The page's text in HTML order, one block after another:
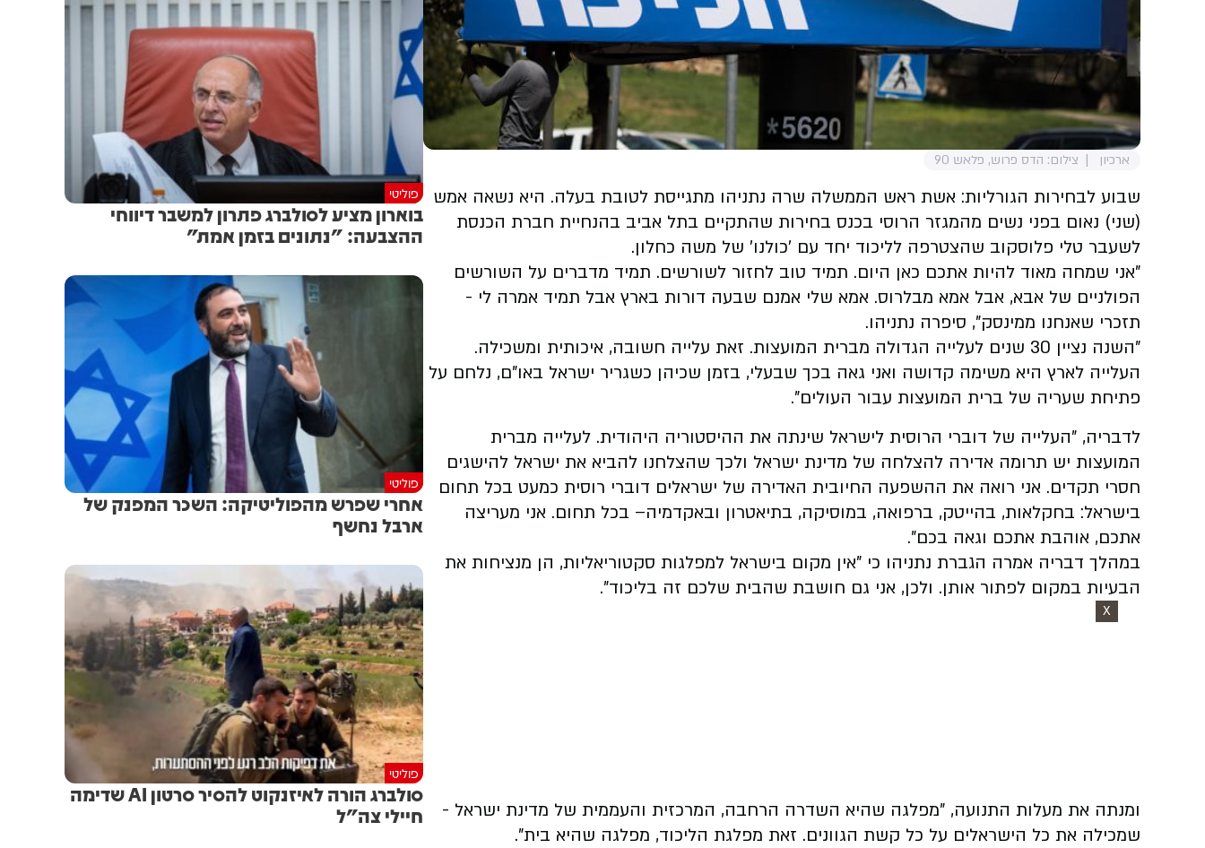
ארכיון צילום: הדס פרוש, פלאש 90
שבוע לבחירות הגורליות: אשת ראש הממשלה שרה נתניהו מתגייסת לטובת בעלה. היא נשאה אמש
(שני) נאום בפני נשים מהמגזר הרוסי בכנס בחירות שהתקיים בתל אביב בהנחיית חברת הכנסת
לשעבר טלי פלוסקוב שהצטרפה לליכוד יחד עם 'כולנו' של משה כחלון.
"אני שמחה מאוד להיות אתכם כאן היום. תמיד טוב לחזור לשורשים. תמיד מדברים על השורשים
הפולניים של אבא, אבל אמא מבלרוס. אמא שלי אמנם שבעה דורות בארץ אבל תמיד אמרה לי -
תזכרי שאנחנו ממינסק", סיפרה נתניהו.
"השנה נציין 30 שנים לעלייה הגדולה מברית המועצות. זאת עלייה חשובה, איכותית ומשכילה.
העלייה לארץ היא משימה קדושה ואני גאה בכך שבעלי, בזמן שכיהן כשגריר ישראל באו"ם, נלחם על
פתיחת שעריה של ברית המועצות עבור העולים".
לדבריה, "העלייה של דוברי הרוסית לישראל שינתה את ההיסטוריה היהודית. לעלייה מברית
המועצות יש תרומה אדירה להצלחה של מדינת ישראל ולכך שהצלחנו להביא את ישראל להישגים
חסרי תקדים. אני רואה את ההשפעה החיובית האדירה של ישראלים דוברי רוסית כמעט בכל תחום
בישראל: בחקלאות, בהייטק, ברפואה, במוסיקה, בתיאטרון ובאקדמיה– בכל תחום. אני מעריצה
אתכם, אוהבת אתכם וגאה בכם".
במהלך דבריה אמרה הגברת נתניהו כי "אין מקום בישראל למפלגות סקטוריאליות, הן מנציחות את
הבעיות במקום לפתור אותן. ולכן, אני גם חושבת שהבית שלכם זה בליכוד".
X
ומנתה את מעלות התנועה, "מפלגה שהיא השדרה הרחבה, המרכזית והעממית של מדינת ישראל -
שמכילה את כל הישראלים על כל קשת הגוונים. זאת מפלגת הליכוד, מפלגה שהיא בית".
פוליטי
בוארון מציע לסולברג פתרון למשבר דיווחי
ההצבעה: "נתונים בזמן אמת"
פוליטי
אחרי שפרש מהפוליטיקה: השכר המפנק של
ארבל נחשף
פוליטי
סולברג הורה לאיזנקוט להסיר סרטון AI שדימה
חיילי צה"ל